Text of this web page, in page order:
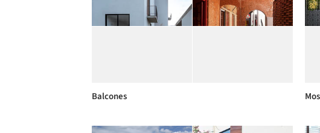
Balcones